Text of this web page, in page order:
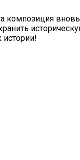
композиция
истории!